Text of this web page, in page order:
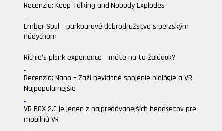
Recenzia: Keep Talking and Nobody Explodes
Ember Soul – parkourové dobrodružstvo s perzským
nádychom
Richie’s plank experience – máte na to žalúdok?
Recenzia: Nano – Zaži nevídané spojenie biológie a VR
Najpopularnejšie
VR BOX 2.0 je jeden z najpredávanejších headsetov pre
mobilnú VR